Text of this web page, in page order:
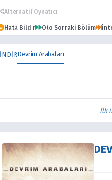
Alternatif Oynatıcı
Hata Bildir Oto Sonraki Bölüm
İNDİRDevrim Arabaları
İlk